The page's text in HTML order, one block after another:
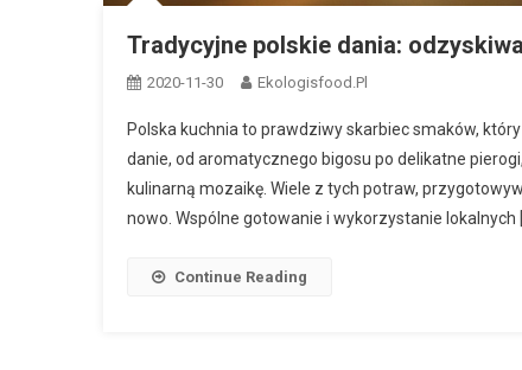
Tradycyjne polskie dania:
2020-11-30 Ekologisfood.pl
Polska kuchnia to prawdziwy skarbiec smaków,
danie, od aromatycznego bigosu po delikatne
kulinarną mozaikę. Wiele z tych potraw,
nowo. Wspólne gotowanie i wykorzystanie lokalnych
Continue Reading